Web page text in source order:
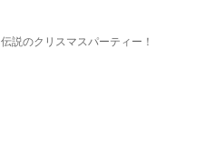
伝説のクリスマスパーティー！